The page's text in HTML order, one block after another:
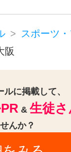
スポーツ
阪
に掲載して、
& 生徒
んか？